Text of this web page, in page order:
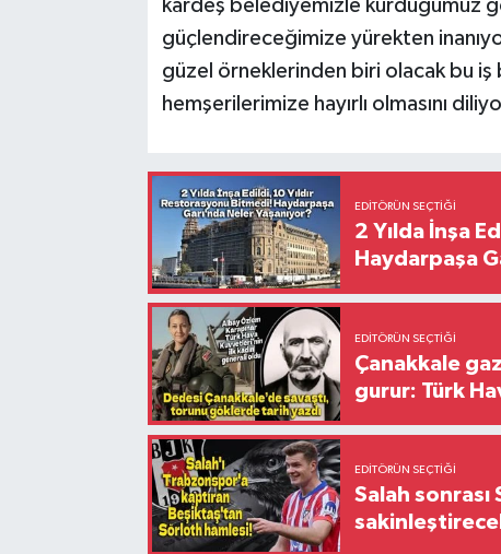
kardeş belediyemizle kurduğumuz
güçlendireceğimize yürekten
güzel örneklerinden biri olacak bu
hemşerilerimize hayırlı olmasını
EDITÖRÜN SEÇTIĞI
2 Yılda İnşa
Haydarpaşa
EDITÖRÜN SEÇTIĞI
Çanakkale
gurur: Türk
EDITÖRÜN SEÇTIĞI
Salah